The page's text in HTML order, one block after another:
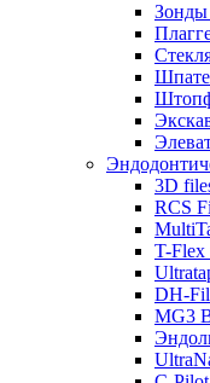
Зонды
3D
RCS
T-Flex
DH-
MG3